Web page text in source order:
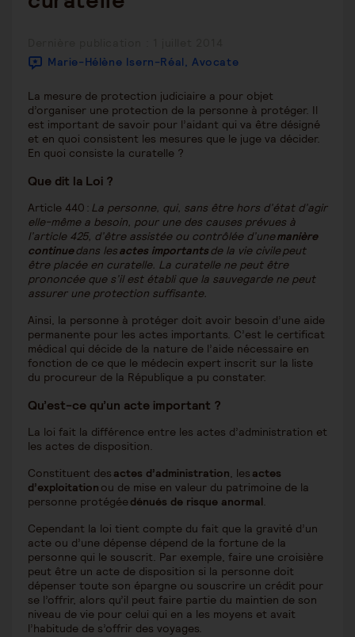
publiée :
Marie-Hélène Isern-Réal, Avocate
La mesure de protection judiciaire a pour objet
d’organiser une protection de la personne à protéger. Il
est important de savoir pour l’aidant qui va être désigné
et en quoi consistent les mesures que le juge va décider.
En quoi consiste la curatelle ?
Que dit la Loi ?
Article 440 : La personne, qui, sans être hors d’état d’agir
elle-même a besoin, pour une des causes prévues à
l’article 425, d’être assistée ou contrôlée d’unemanière
continuedans lesactes importantsde la vie civile peut
être placée en curatelle. La curatelle ne peut être
prononcée que s’il est établi que la sauvegarde ne peut
assurer une protection suffisante.
Ainsi, la personne à protéger doit avoir besoin d’une aide
permanente pour les actes importants. C’est le certificat
médical qui décide de la nature de l’aide nécessaire en
fonction de ce que le médecin expert inscrit sur la liste
du procureur de la République a pu constater.
Qu’est-ce qu’un acte important ?
La loi fait la différence entre les actes d’administration et
les actes de disposition.
Constituent des actes d’administration, les actes
d’exploitation ou de mise en valeur du patrimoine de la
personne protégéedénués de risque anormal.
Cependant la loi tient compte du fait que la gravité d’un
acte ou d’une dépense dépend de la fortune de la
personne qui le souscrit. Par exemple, faire une croisière
peut être un acte de disposition si la personne doit
dépenser toute son épargne ou souscrire un crédit pour
se l’offrir, alors qu’il peut faire partie du maintien de son
niveau de vie pour celui qui en a les moyens et avait
l’habitude de s’offrir des voyages.